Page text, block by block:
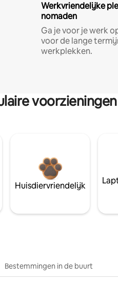
Werkvriendelijke
nomaden
Ga je voor je werk
voor de lange
werkplekken.
Huisdiervriendelijk
Bestemmingen in de buurt